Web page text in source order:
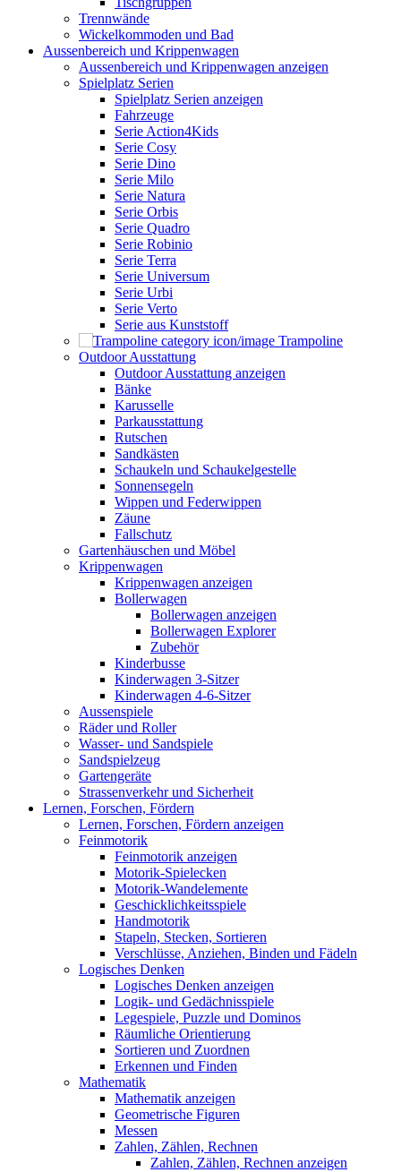
Trennwände
Wickelkommoden und Bad
Aussenbereich und Krippenwagen
Aussenbereich und Krippenwagen anzeigen
Spielplatz Serien
Spielplatz Serien anzeigen
Fahrzeuge
Serie Action4Kids
Serie Cosy
Serie Dino
Serie Milo
Serie Natura
Serie Orbis
Serie Quadro
Serie Robinio
Serie Terra
Serie Universum
Serie Urbi
Serie Verto
Serie aus Kunststoff
Trampoline
Outdoor Ausstattung
Outdoor Ausstattung anzeigen
Bänke
Karusselle
Parkausstattung
Rutschen
Sandkästen
Schaukeln und Schaukelgestelle
Sonnensegeln
Wippen und Federwippen
Zäune
Fallschutz
Gartenhäuschen und Möbel
Krippenwagen
Krippenwagen anzeigen
Bollerwagen
Bollerwagen anzeigen
Bollerwagen Explorer
Zubehör
Kinderbusse
Kinderwagen 3-Sitzer
Kinderwagen 4-6-Sitzer
Aussenspiele
Räder und Roller
Wasser- und Sandspiele
Sandspielzeug
Gartengeräte
Strassenverkehr und Sicherheit
Lernen, Forschen, Fördern
Lernen, Forschen, Fördern anzeigen
Feinmotorik
Feinmotorik anzeigen
Motorik-Spielecken
Motorik-Wandelemente
Geschicklichkeitsspiele
Handmotorik
Stapeln, Stecken, Sortieren
Verschlüsse, Anziehen, Binden und Fädeln
Logisches Denken
Logisches Denken anzeigen
Logik- und Gedächnisspiele
Legespiele, Puzzle und Dominos
Räumliche Orientierung
Sortieren und Zuordnen
Erkennen und Finden
Mathematik
Mathematik anzeigen
Geometrische Figuren
Messen
Zahlen, Zählen, Rechnen
Zahlen, Zählen, Rechnen anzeigen